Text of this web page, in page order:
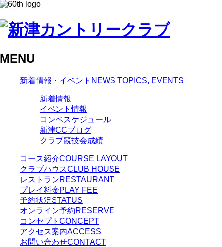
MENU
新着情報・イベント NEWS TOPICS, EVENTS
新着情報
イベント情報
コンペスケジュール
新津CCブログ
クラブ競技会成績
コース紹介COURSE LAYOUT
クラブハウスCLUB HOUSE
レストランRESTAURANT
プレイ料金PLAY FEE
予約状況STATUS
オンライン予約RESERVE
コンセプト CONCEPT
アクセス案内ACCESS
お問い合わせCONTACT